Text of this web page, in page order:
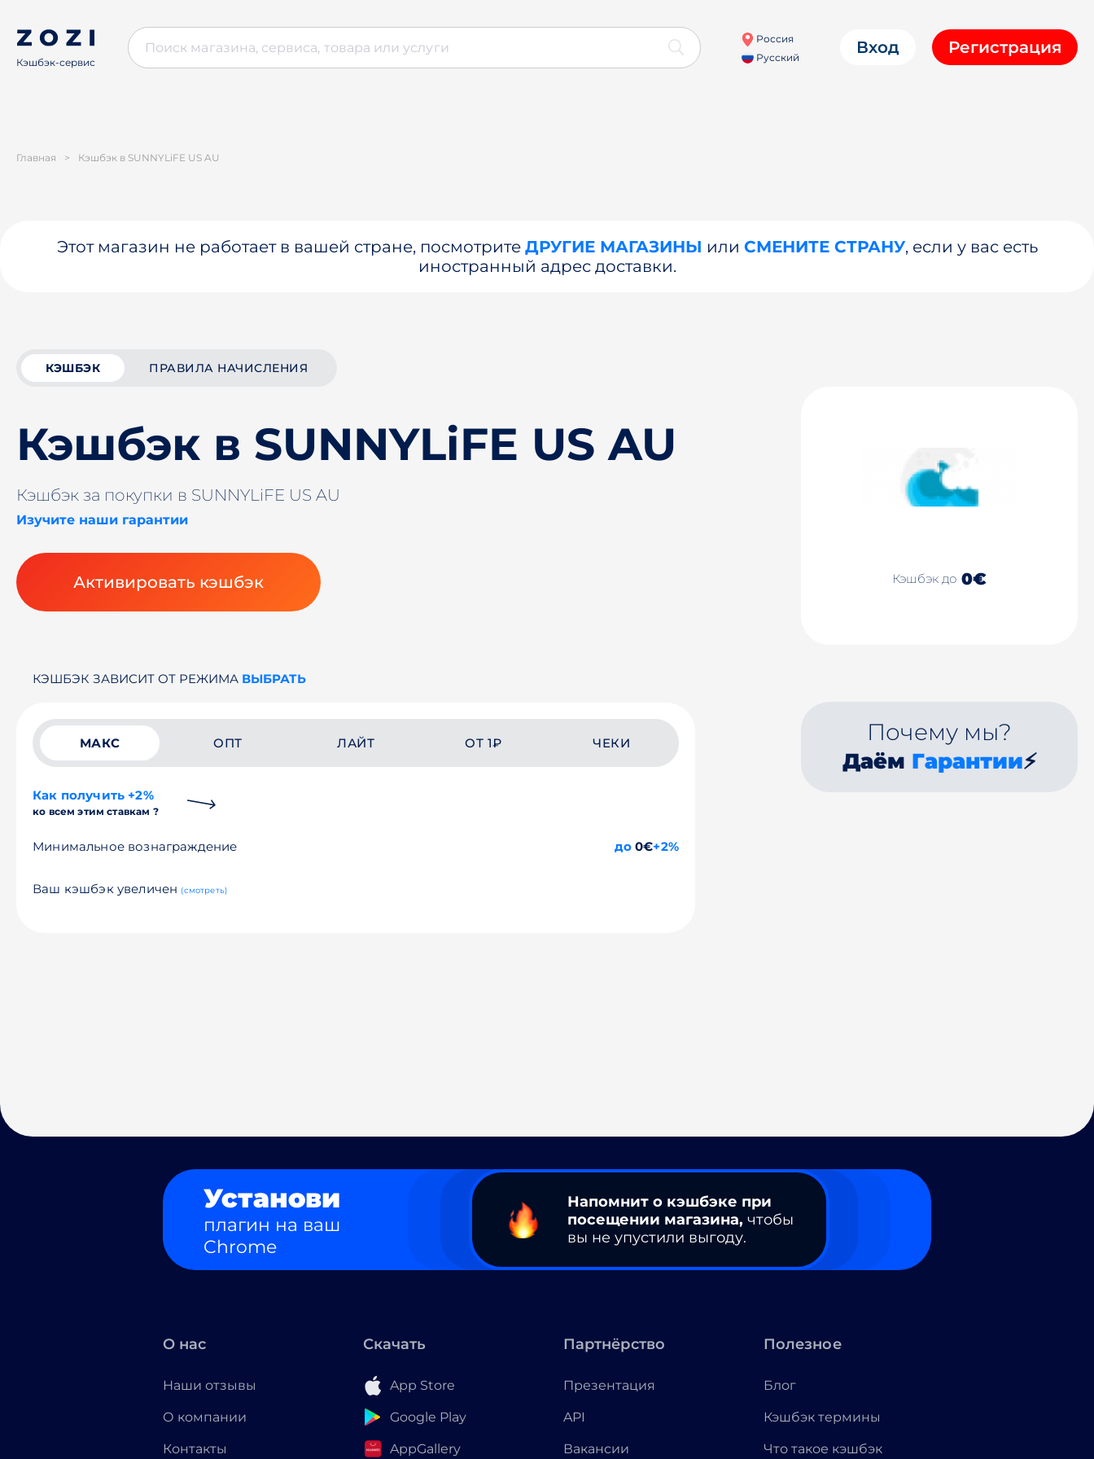
Кэшбэк-сервис
Россия
Русский
Вход Регистрация
Главная > Кэшбэк в SUNNYLiFE US AU
Этот магазин не работает в вашей стране, посмотрите ДРУГИЕ МАГАЗИНЫ или СМЕНИТЕ СТРАНУ, если у вас есть
иностранный адрес доставки.
КЭШБЭК ПРАВИЛА НАЧИСЛЕНИЯ
Кэшбэк в SUNNYLiFE US AU
Кэшбэк за покупки в SUNNYLiFE US AU
Изучите наши гарантии
Активировать кэшбэк Кэшбэк до 0€
КЭШБЭК ЗАВИСИТ ОТ РЕЖИМА ВЫБРАТЬ
МАКС ОПТ ЛАЙТ ОТ 1₽ ЧЕКИ
Как получить +2%
ко всем этим ставкам ?
Минимальное вознаграждение до0€+2%
Ваш кэшбэк увеличен (смотреть)
Почему мы?
Даём Гарантии⚡
Установи
плагин на ваш
Chrome
Напомнит о кэшбэке при
посещении магазина, чтобы
вы не упустили выгоду.
О нас
Наши отзывы
О компании
Контакты
Скачать
App Store
Google Play
AppGallery
Партнёрство
Презентация
API
Вакансии
Полезное
Блог
Кэшбэк термины
Что такое кэшбэк